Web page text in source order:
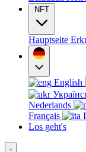
NFT
Hauptseite
English
Nederlands
Français
Los geht's